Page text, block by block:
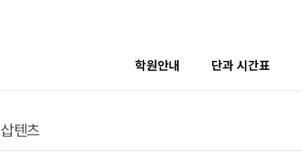
학원안내 단과 시간표
삽텐츠